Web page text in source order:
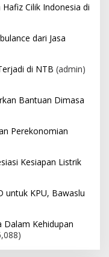
Cilik Indonesia di
dari Jasa
di NTB (admin)
Bantuan Dimasa
Perekonomian
Kesiapan Listrik
untuk KPU, Bawaslu
Dalam Kehidupan